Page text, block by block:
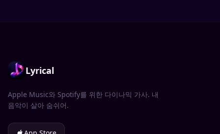
Lyrical
Apple Music와 Spotify를 위한 다이나믹 가사. 내
음악이 살아 숨쉬어.